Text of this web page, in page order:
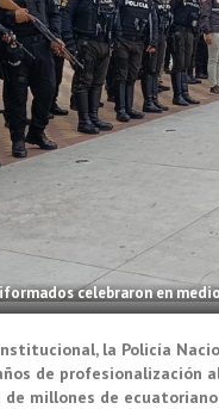
celebraron en
la Policía
de profesionalización
millones de